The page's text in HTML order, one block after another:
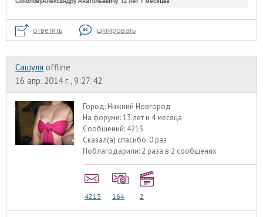
ответить цитировать
Сашуля offline
16 апр. 2014 г., 9:27:42
Город: Нижний Новгород
На форуме:13 лет и 4 месяца
Сообщений: 4213
Сказал(а) спасибо: 0 раз
Поблагодарили: 2 раза в 2 сообщенях
4213 164 2